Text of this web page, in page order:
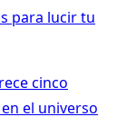
para lucir tu
cinco
el universo